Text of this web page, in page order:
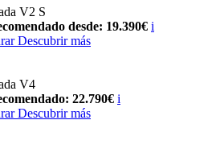
V2 S
desde: 19.390€ i
Descubrir más
V4
22.790€ i
Descubrir más